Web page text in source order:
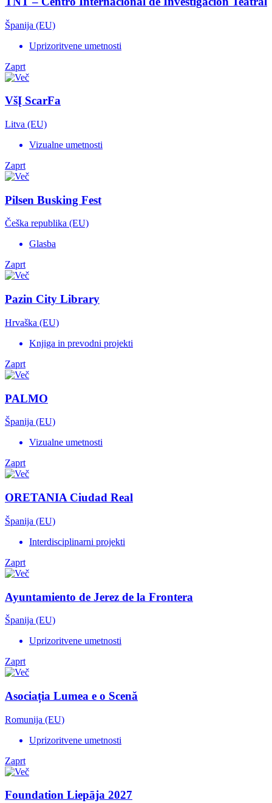
Španija (EU)
Uprizoritvene umetnosti
Zaprt
VšĮ ScarFa
Litva (EU)
Vizualne umetnosti
Zaprt
Pilsen Busking Fest
Češka republika (EU)
Glasba
Zaprt
Pazin City Library
Hrvaška (EU)
Knjiga in prevodni projekti
Zaprt
PALMO
Španija (EU)
Vizualne umetnosti
Zaprt
ORETANIA Ciudad Real
Španija (EU)
Interdisciplinarni projekti
Zaprt
Ayuntamiento de Jerez de la Frontera
Španija (EU)
Uprizoritvene umetnosti
Zaprt
Asociația Lumea e o Scenă
Romunija (EU)
Uprizoritvene umetnosti
Zaprt
Foundation Liepāja 2027